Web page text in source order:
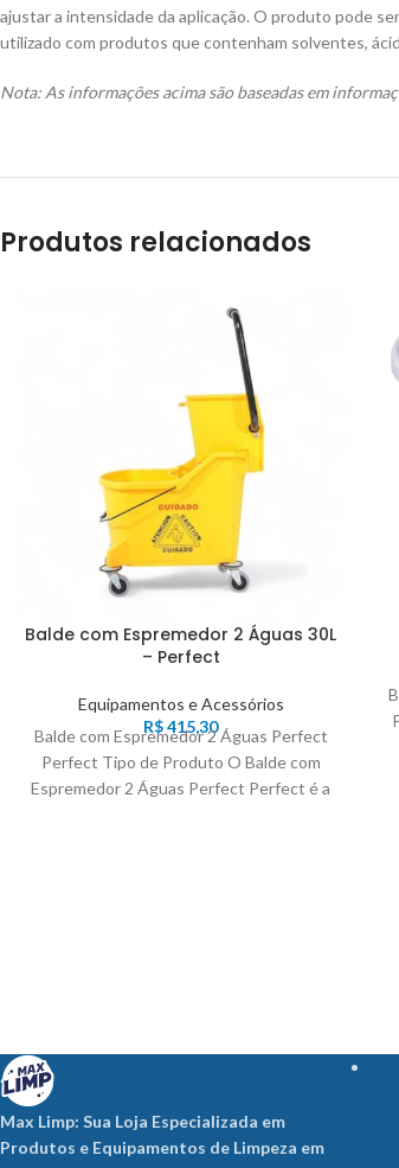
ajustar a intensidade da aplicação. O produto pode
utilizado com produtos que contenham solventes,
Nota: As informações acima são baseadas em
Produtos relacionados
Balde com Espremedor 2 Águas 30L
– Perfect
Equipamentos e Acessórios
R$415,30
Balde com Espremedor 2 Águas Perfect
Perfect Tipo de Produto O Balde com
Espremedor 2 Águas Perfect Perfect é a
Max Limp: Sua Loja Especializada em
Produtos e Equipamentos de Limpeza em